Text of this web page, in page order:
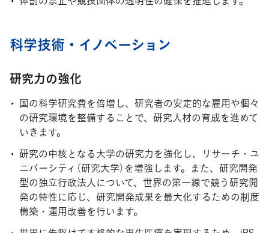
科学技術・イノベーション
研究力の強化
国の科学研究費を倍増し、研究者の安定的な雇用や個々
の研究環境を整備することで、研究人材の育成を進めて
いきます。
研究の中核となる大学の研究力を強化し、リサーチ・ユ
ニバーシティ（研究大学）を増強します。また、研究開発
型の独立行政法人について、世界の第一線で競う研究開
発の特性に応じ、研究開発成果を最大化するための制度
構築・運用改善を行います。